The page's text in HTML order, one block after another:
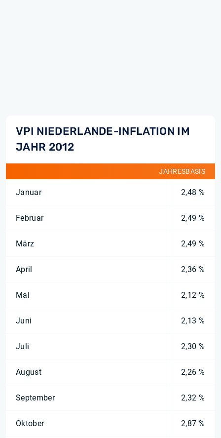
VPI NIEDERLANDE-INFLATION IM
JAHR 2012
JAHRESBASIS
Januar 2,48 %
Februar 2,49 %
März 2,49 %
April 2,36 %
Mai 2,12 %
Juni 2,13 %
Juli 2,30 %
August 2,26 %
September 2,32 %
Oktober 2,87 %